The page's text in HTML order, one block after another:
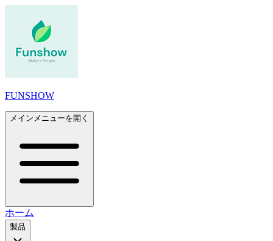
FUNSHOW
メインメニューを開く
ホーム
製品